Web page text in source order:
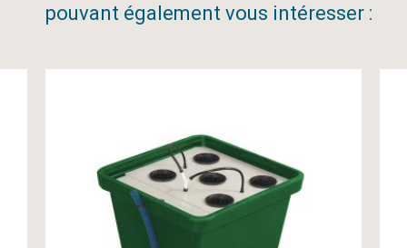
pouvant également vous intéresser :